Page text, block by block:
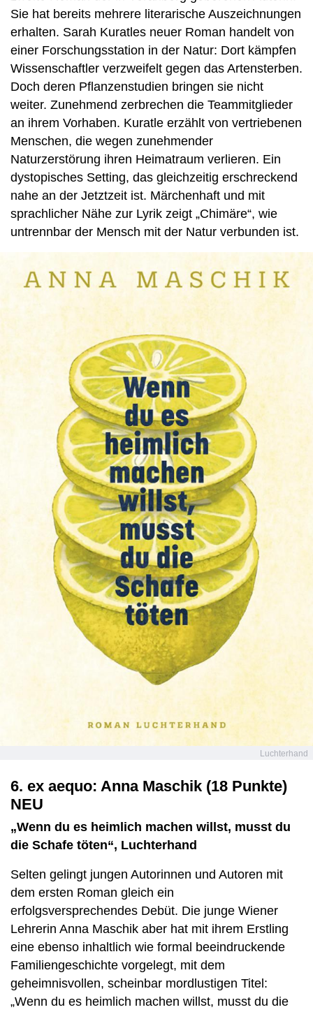
Sie hat bereits mehrere literarische Auszeichnungen
erhalten. Sarah Kuratles neuer Roman handelt von
einer Forschungsstation in der Natur: Dort kämpfen
Wissenschaftler verzweifelt gegen das Artensterben.
Doch deren Pflanzenstudien bringen sie nicht
weiter. Zunehmend zerbrechen die Teammitglieder
an ihrem Vorhaben. Kuratle erzählt von vertriebenen
Menschen, die wegen zunehmender
Naturzerstörung ihren Heimatraum verlieren. Ein
dystopisches Setting, das gleichzeitig erschreckend
nahe an der Jetztzeit ist. Märchenhaft und mit
sprachlicher Nähe zur Lyrik zeigt „Chimäre“, wie
untrennbar der Mensch mit der Natur verbunden ist.
Luchterhand
6. ex aequo: Anna Maschik (18 Punkte)
NEU
„Wenn du es heimlich machen willst, musst du
die Schafe töten“, Luchterhand
Selten gelingt jungen Autorinnen und Autoren mit
dem ersten Roman gleich ein
erfolgsversprechendes Debüt. Die junge Wiener
Lehrerin Anna Maschik aber hat mit ihrem Erstling
eine ebenso inhaltlich wie formal beeindruckende
Familiengeschichte vorgelegt, mit dem
geheimnisvollen, scheinbar mordlustigen Titel:
„Wenn du es heimlich machen willst, musst du die